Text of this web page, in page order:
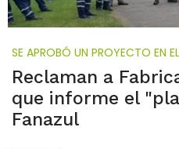
SE APROBÓ UN PROYECTO EN
Reclaman a
que informe el
Fanazul